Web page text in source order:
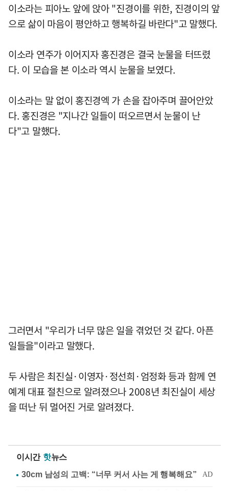
이소라는 피아노 앞에 앉아 "진경이를 위한, 진경이의 앞
으로 삶이 마음이 평안하고 행복하길 바란다"고 말했다.
이소라 연주가 이어지자 홍진경은 결국 눈물을 터뜨렸
다. 이 모습을 본 이소라 역시 눈물을 보였다.
이소라는 말 없이 홍진경엑 가 손을 잡아주며 끌어안았
다. 홍진경은 "지나간 일들이 떠오르면서 눈물이 난
다"고 말했다.
그러면서 "우리가 너무 많은 일을 겪었던 것 같다. 아픈
일들을"이라고 말했다.
두 사람은 최진실·이영자·정선희·엄정화 등과 함께 연
예계 대표 절친으로 알려졌으나 2008년 최진실이 세상
을 떠난 뒤 멀어진 거로 알려졌다.
이시간 핫뉴스